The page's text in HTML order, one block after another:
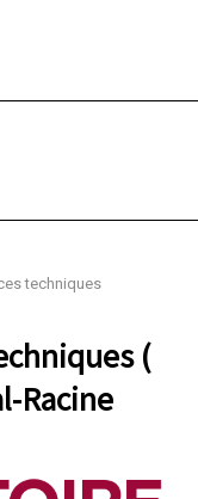
techniques
(
Racine